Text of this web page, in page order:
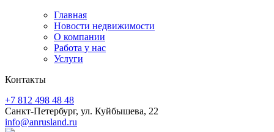
Главная
Новости недвижимости
О компании
Работа у нас
Услуги
Контакты
+7 812 498 48 48
Санкт-Петербург, ул. Куйбышева, 22
info@anrusland.ru